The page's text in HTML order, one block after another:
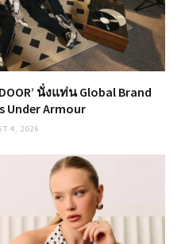
นั่งแท่น Global Brand
Under Armour
4, 2026